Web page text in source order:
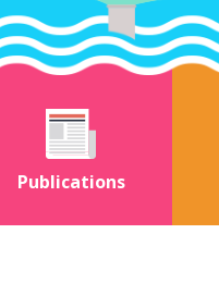
Publications